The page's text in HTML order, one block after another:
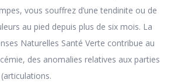
vous souffrez d’une tendinite ou de
au pied depuis plus de six mois. La
Naturelles Santé Verte contribue au
des anomalies relatives aux parties